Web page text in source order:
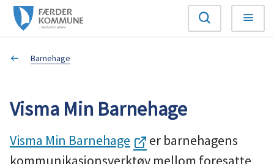
F
æ
d
r
Søk Meny
Du
her:
Barnehage
Visma Min Barnehage
Visma Min Barnehage
er barnehagens
kommunikasjonsverktøy mellom foresatte